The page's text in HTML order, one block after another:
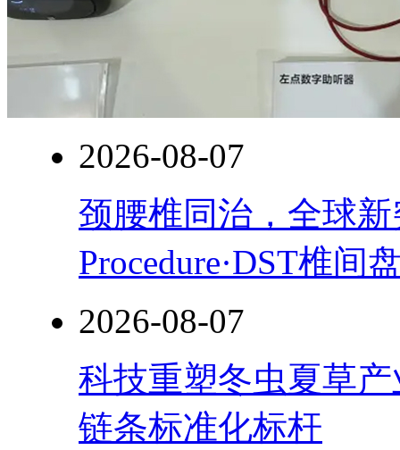
2026-08-07
颈腰椎同治，全球
Procedure·DST椎间
2026-08-07
科技重塑冬虫夏草
链条标准化标杆